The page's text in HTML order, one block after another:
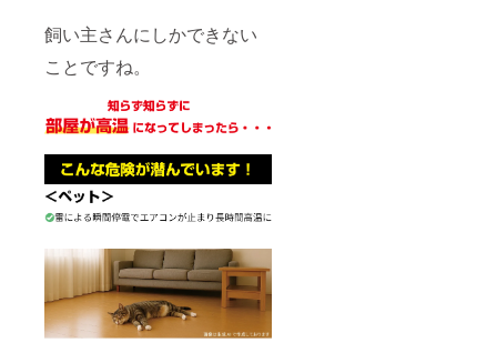
飼い主さんにしかできない
ことですね。